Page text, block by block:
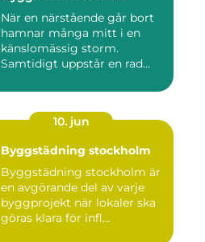
När en närstående går bort
hamnar många mitt i en
känslomässig storm.
Samtidigt uppstår en rad
10. jun
Byggstädning stockholm
Byggstädning stockholm är
en avgörande del av varje
byggprojekt när lokaler ska
göras klara för infl...